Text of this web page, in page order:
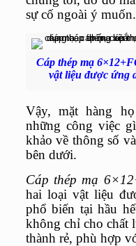
sự cố ngoài ý muốn.
Cáp thép mạ
vật liệu được ứng
Vậy, mặt hàng
những công việc
khảo về thông số
bên dưới.
Cáp thép mạ
hai loại vật liệu
phổ biến tại hầu
không chỉ cho chất
thành rẻ, phù hợp